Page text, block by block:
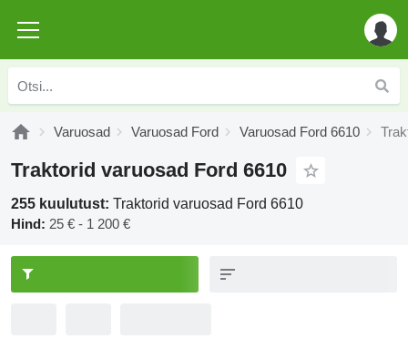
Varuosad Varuosad Ford Varuosad Ford 6610
Traktorid varuosad Ford 6610
255 kuulutust: Traktorid varuosad Ford 6610
Hind: 25 € - 1 200 €